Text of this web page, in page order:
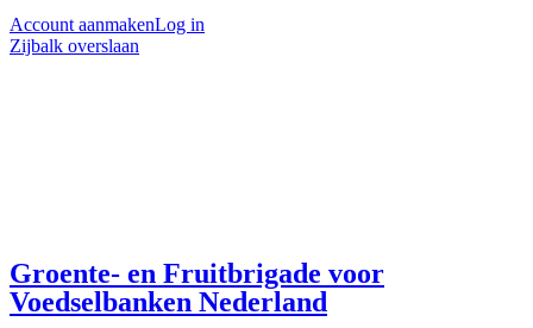
Account aanmakenLog in
Zijbalk overslaan
Groente- en Fruitbrigade voor
Voedselbanken Nederland